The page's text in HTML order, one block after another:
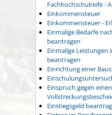
Fachhochschulreife -
Einkommensteuer
Einkommensteuer -
Einmalige Bedarfe
beantragen
Einmalige
beantragen
Einrichtung einer
Einspruch gegen einen
Einstiegsgeld